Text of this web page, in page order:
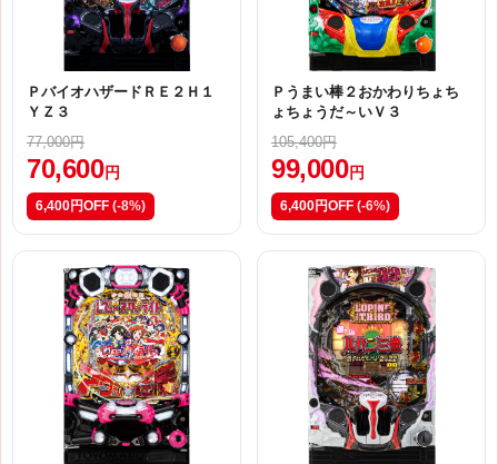
ＰバイオハザードＲＥ２Ｈ１
ＹＺ３
77,000円
70,600 円
6,400円OFF (-8%)
Ｐうまい棒２おかわりちょち
ょちょうだ～いＶ３
105,400円
99,000 円
6,400円OFF (-6%)